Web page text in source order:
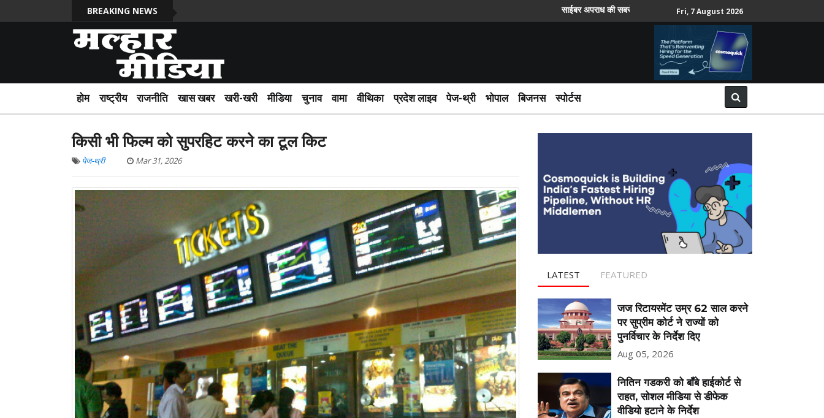
BREAKING NEWS साईबर अपराध की सबसे ज्यादा शिकायतें वरिष्ठ नागरिकों और महिलाओं ने दर्ज कराईं
Fri, 7 August 2026
होम राष्ट्रीय राजनीति खास खबर खरी-खरी मीडिया चुनाव वामा वीथिका प्रदेश लाइव पेज-थ्री भोपाल बिजनस स्पोर्टस
किसी भी फिल्म को सुपरहिट करने का टूल किट
पेज-थ्री Mar 31, 2026
LATEST FEATURED
जज रिटायरमेंट उम्र 62 साल करने
पर सुप्रीम कोर्ट ने राज्यों को
पुनर्विचार के निर्देश दिए
Aug 05, 2026
नितिन गडकरी को बॉंबे हाईकोर्ट से
राहत, सोशल मीडिया से डीफेक
वीडियो हटाने के निर्देश